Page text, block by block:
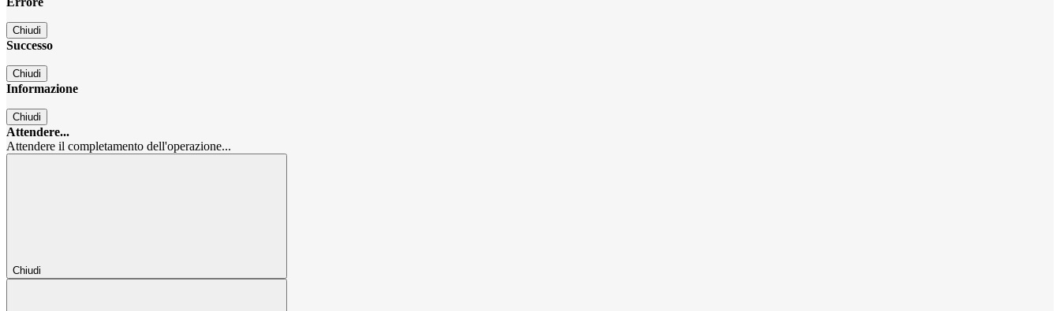
Chiudi
Successo
Chiudi
Informazione
Chiudi
Attendere...
Attendere il completamento dell'operazione...
Chiudi